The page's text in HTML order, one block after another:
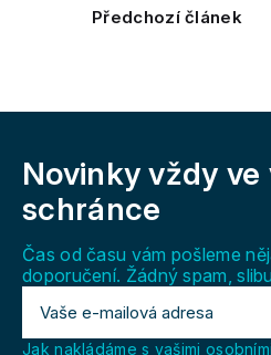
Předchozí článek
Novinky vždy ve
schránce
Čas od času vám pošleme
doporučení. Žádný spam,
Jak nakládáme s vašimi